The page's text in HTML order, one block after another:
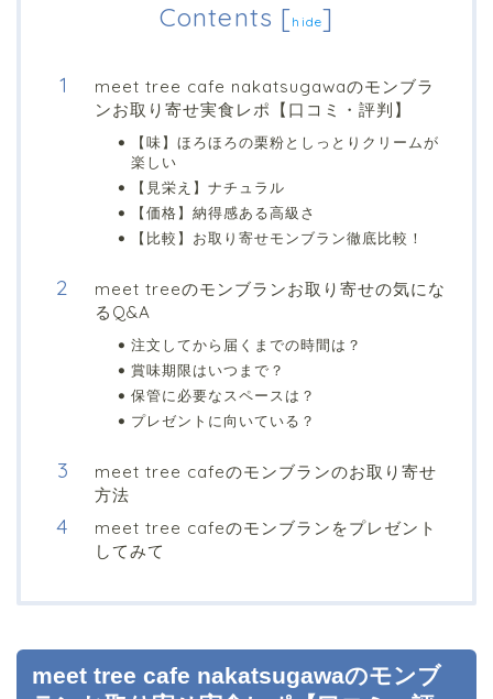
Contents [hide]
meet tree cafe nakatsugawaのモンブラ
ンお取り寄せ実食レポ【口コミ・評判】
【味】ほろほろの栗粉としっとりクリームが
楽しい
【見栄え】ナチュラル
【価格】納得感ある高級さ
【比較】お取り寄せモンブラン徹底比較！
meet treeのモンブランお取り寄せの気にな
るQ&A
注文してから届くまでの時間は？
賞味期限はいつまで？
保管に必要なスペースは？
プレゼントに向いている？
meet tree cafeのモンブランのお取り寄せ
方法
meet tree cafeのモンブランをプレゼント
してみて
meet tree cafe nakatsugawaのモンブ